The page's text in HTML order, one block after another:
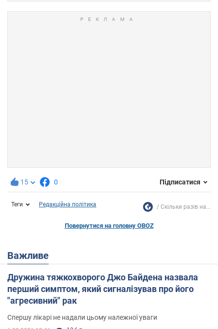
15 0 Підписатися
Теги Редакційна політика Скільки разів на...
Повернутися на головну OBOZ
Важливе
Дружина тяжкохворого Джо Байдена назвала
перший симптом, який сигналізував про його
"агресивний" рак
Спершу лікарі не надали цьому належної уваги